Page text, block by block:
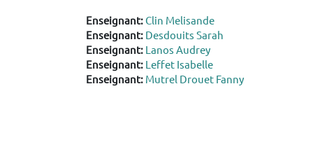
Enseignant:Clin Melisande
Enseignant: Desdouits Sarah
Enseignant: Lanos Audrey
Enseignant: Leffet Isabelle
Enseignant: Mutrel Drouet Fanny